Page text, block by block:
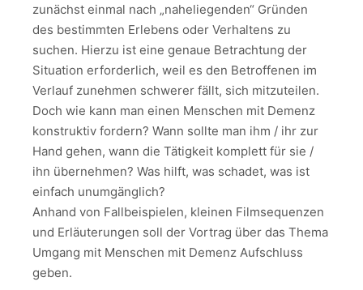
zunächst einmal nach „naheliegenden“ Gründen
des bestimmten Erlebens oder Verhaltens zu
suchen. Hierzu ist eine genaue Betrachtung der
Situation erforderlich, weil es den Betroffenen im
Verlauf zunehmen schwerer fällt, sich mitzuteilen.
Doch wie kann man einen Menschen mit Demenz
konstruktiv fordern? Wann sollte man ihm / ihr zur
Hand gehen, wann die Tätigkeit komplett für sie /
ihn übernehmen? Was hilft, was schadet, was ist
einfach unumgänglich?
Anhand von Fallbeispielen, kleinen Filmsequenzen
und Erläuterungen soll der Vortrag über das Thema
Umgang mit Menschen mit Demenz Aufschluss
geben.